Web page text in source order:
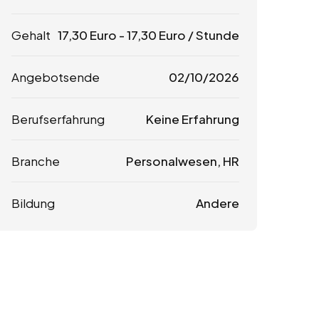
Gehalt 17,30 Euro -17,30 Euro / Stunde
Angebotsende 02/10/2026
Berufserfahrung Keine Erfahrung
Branche Personalwesen, HR
Bildung Andere